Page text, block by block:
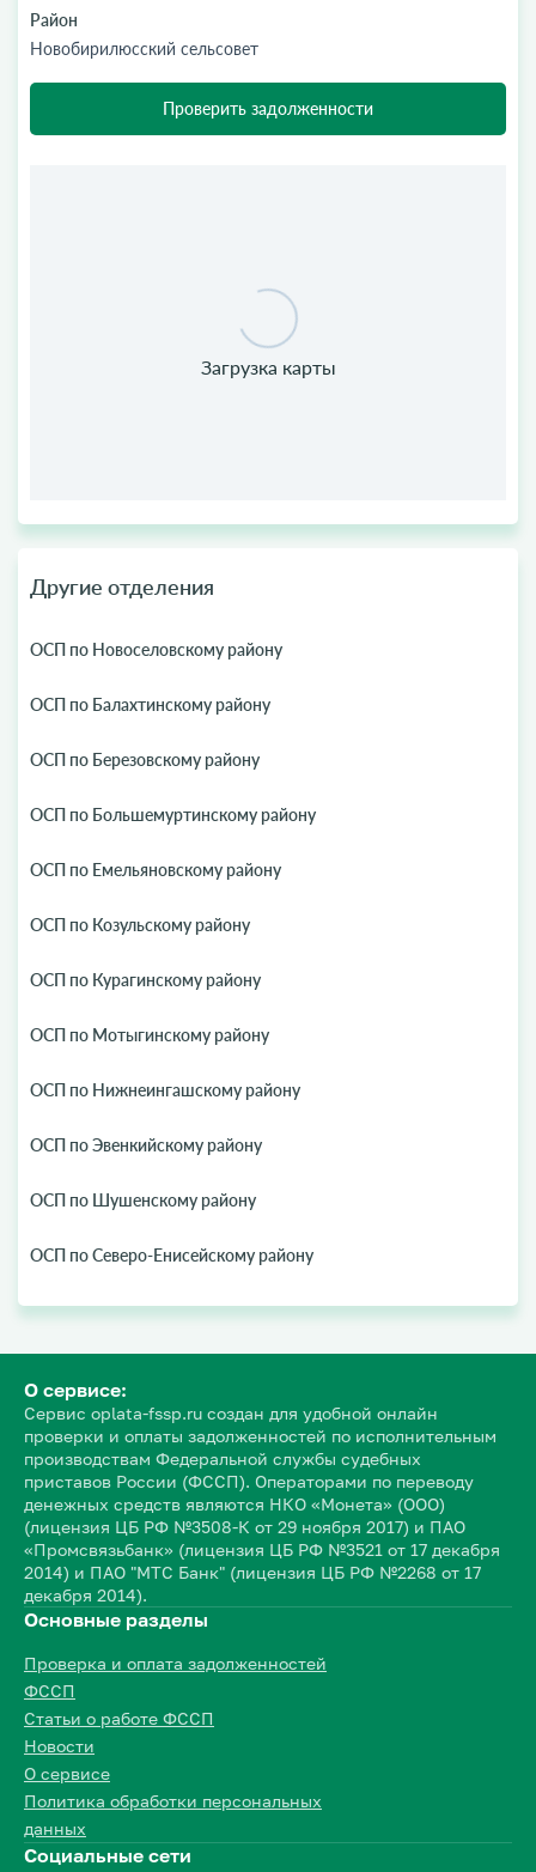
Район
Новобирилюсский сельсовет
Проверить задолженности
Другие отделения
ОСП по Новоселовскому району
ОСП по Балахтинскому району
ОСП по Березовскому району
ОСП по Большемуртинскому району
ОСП по Емельяновскому району
ОСП по Козульскому району
ОСП по Курагинскому району
ОСП по Мотыгинскому району
ОСП по Нижнеингашскому району
ОСП по Эвенкийскому району
ОСП по Шушенскому району
ОСП по Северо-Енисейскому району
О сервисе:
Сервис oplata-fssp.ru создан для удобной онлайн
проверки и оплаты задолженностей по исполнительным
производствам Федеральной службы судебных
приставов России (ФССП). Операторами по переводу
денежных средств являются НКО «Монета» (ООО)
(лицензия ЦБ РФ №3508-К от 29 ноября 2017) и ПАО
«Промсвязьбанк» (лицензия ЦБ РФ №3521 от 17 декабря
2014) и ПАО "МТС Банк" (лицензия ЦБ РФ №2268 от 17
декабря 2014).
Основные разделы
Проверка и оплата задолженностей
ФССП
Статьи о работе ФССП
Новости
О сервисе
Политика обработки персональных
данных
Социальные сети